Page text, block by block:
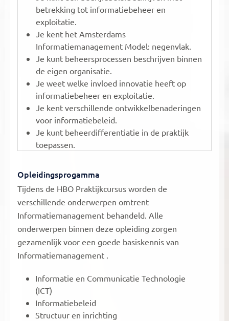
betrekking tot informatiebeheer en
exploitatie.
Je kent het Amsterdams
Informatiemanagement Model: negenvlak.
Je kunt beheersprocessen beschrijven binnen
de eigen organisatie.
Je weet welke invloed innovatie heeft op
informatiebeheer en exploitatie.
Je kent verschillende ontwikkelbenaderingen
voor informatiebeleid.
Je kunt beheerdifferentiatie in de praktijk
toepassen.
Opleidingsprogamma
Tijdens de HBO Praktijkcursus worden de
verschillende onderwerpen omtrent
Informatiemanagement behandeld. Alle
onderwerpen binnen deze opleiding zorgen
gezamenlijk voor een goede basiskennis van
Informatiemanagement .
Informatie en Communicatie Technologie
(ICT)
Informatiebeleid
Structuur en inrichting